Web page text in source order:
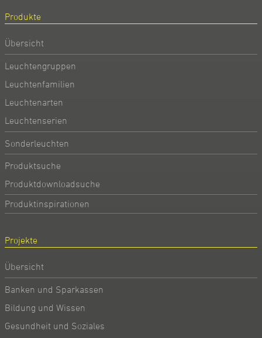
Produkte
Übersicht
Leuchtengruppen
Leuchtenfamilien
Leuchtenarten
Leuchtenserien
Sonderleuchten
Produktsuche
Produktdownloadsuche
Produktinspirationen
Projekte
Übersicht
Banken und Sparkassen
Bildung und Wissen
Gesundheit und Soziales